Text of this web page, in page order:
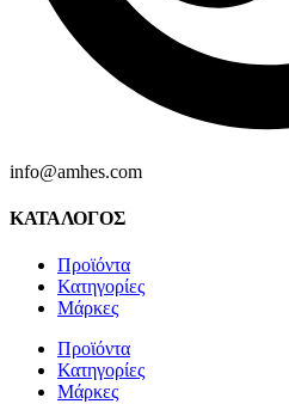
info@amhes.com
ΚΑΤΑΛΟΓΟΣ
Προϊόντα
Κατηγορίες
Μάρκες
Προϊόντα
Κατηγορίες
Μάρκες